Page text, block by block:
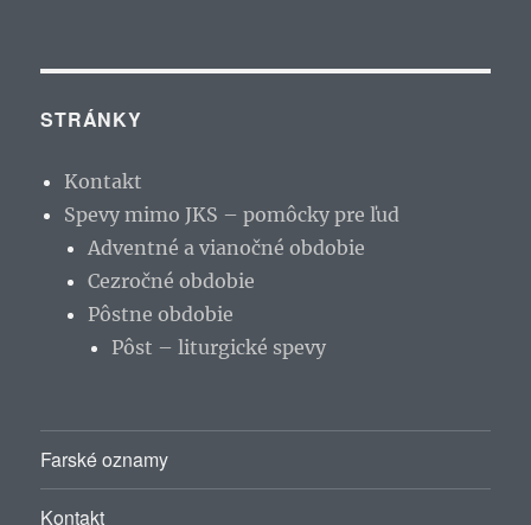
STRÁNKY
Kontakt
Spevy mimo JKS – pomôcky pre ľud
Adventné a vianočné obdobie
Cezročné obdobie
Pôstne obdobie
Pôst – liturgické spevy
Farské oznamy
Kontakt